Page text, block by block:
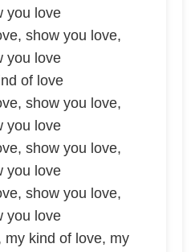
you love
show you love,
you love
of love
show you love,
you love
show you love,
you love
show you love,
you love
my kind of love, my